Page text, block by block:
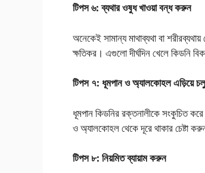
টিপস ৬: ব্যথার ওষুধ খাওয়া বন্ধ করুন
অনেকেই সামান্য মাথাব্যথা বা
ক্ষতিকর। এগুলো দীর্ঘদিন খেলে কিডনি
টিপস ৭: ধূমপান ও অ্যালকোহল এড়িয়ে
ধূমপান কিডনির রক্তনালীকে সংকুচিত
ও অ্যালকোহল থেকে দূরে থাকার চেষ্টা
টিপস ৮: নিয়মিত ব্যায়াম করুন